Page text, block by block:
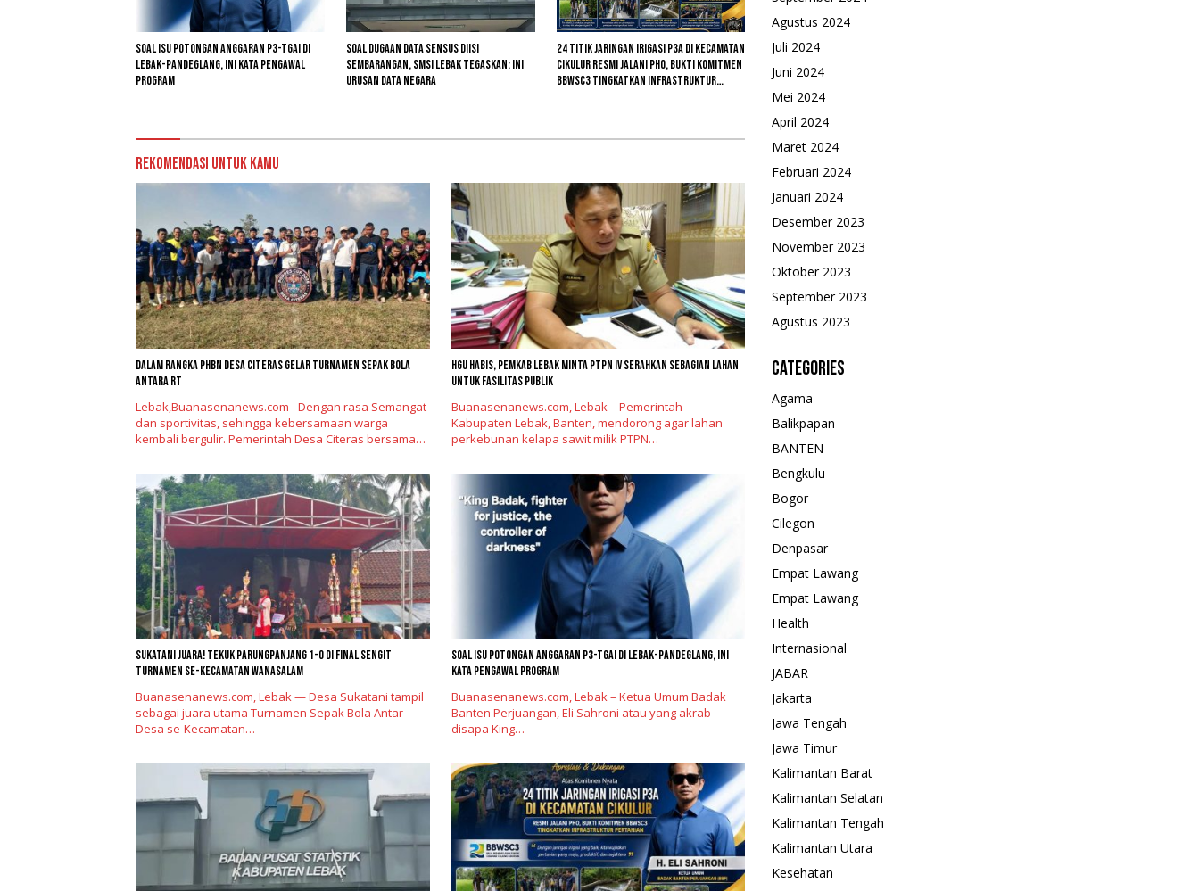
Soal Isu Potongan Anggaran P3-TGAI di
Lebak-Pandeglang, Ini Kata Pengawal
Program
Soal Dugaan Data Sensus Diisi
Sembarangan, SMSI Lebak Tegaskan: Ini
Urusan Data Negara
24 Titik Jaringan Irigasi P3A di Kecamatan
Cikulur Resmi Jalani PHO, Bukti Komitmen
BBWSC3 Tingkatkan Infrastruktur
Rekomendasi untuk kamu
Dalam Rangka PHBN Desa Citeras Gelar Turnamen Sepak Bola
Antara RT
Lebak,Buanasenanews.com– Dengan rasa Semangat
dan sportivitas, sehingga kebersamaan warga
kembali bergulir. Pemerintah Desa Citeras bersama…
HGU Habis, Pemkab Lebak Minta PTPN IV Serahkan Sebagian Lahan
untuk Fasilitas Publik
Buanasenanews.com, Lebak – Pemerintah
Kabupaten Lebak, Banten, mendorong agar lahan
perkebunan kelapa sawit milik PTPN…
Sukatani Juara! Tekuk Parungpanjang 1-0 di Final Sengit
Turnamen se-Kecamatan Wanasalam
Buanasenanews.com, Lebak — Desa Sukatani tampil
sebagai juara utama Turnamen Sepak Bola Antar
Desa se-Kecamatan…
Soal Isu Potongan Anggaran P3-TGAI di Lebak-Pandeglang, Ini
Kata Pengawal Program
Buanasenanews.com, Lebak – Ketua Umum Badak
Banten Perjuangan, Eli Sahroni atau yang akrab
disapa King…
Agustus 2024
Juli 2024
Juni 2024
Mei 2024
April 2024
Maret 2024
Februari 2024
Januari 2024
Desember 2023
November 2023
Oktober 2023
September 2023
Agustus 2023
Categories
Agama
Balikpapan
BANTEN
Bengkulu
Bogor
Cilegon
Denpasar
Empat Lawang
Empat Lawang
Health
Internasional
JABAR
Jakarta
Jawa Tengah
Jawa Timur
Kalimantan Barat
Kalimantan Selatan
Kalimantan Tengah
Kalimantan Utara
Kesehatan